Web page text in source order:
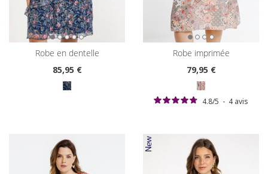
robe en dentelle
85,95 €
robe imprimée
79,95 €
4.8/5 - 4 avis